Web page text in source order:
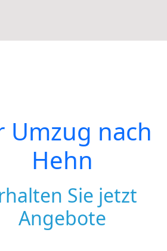
Umzug nach
Hehn
Sie jetzt
Angebote